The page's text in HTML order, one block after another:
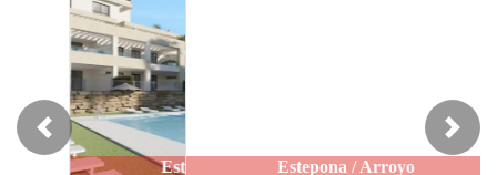
Estepona / Arroyo
Previous Next